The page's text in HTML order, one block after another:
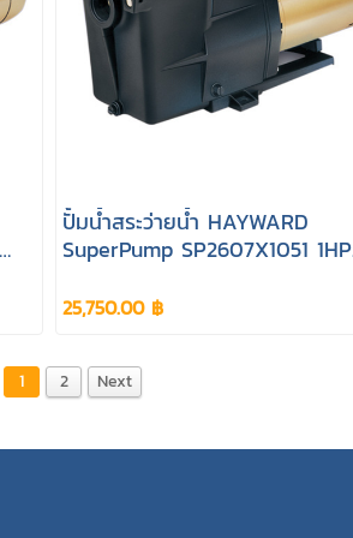
ปั้มน้ำสระว่ายน้ำ HAYWARD
SuperPump SP2607X1051 1HP
25,750.00 ฿
1 2 Next